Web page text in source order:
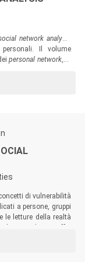
network analysis
Il volume
personal network
di vulnerabilità
a persone, gruppi
le letture della realtà
diseguaglianze di